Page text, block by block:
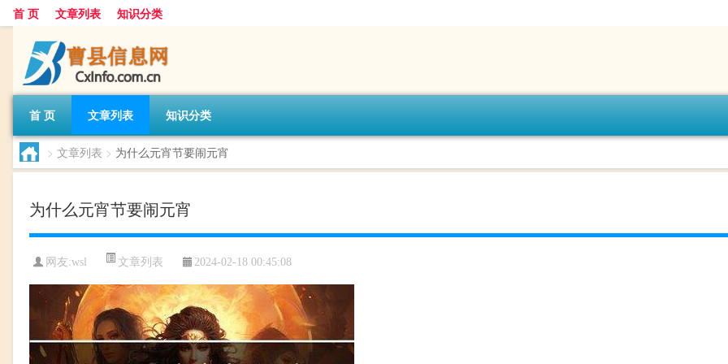
首 页 文章列表 知识分类
首 页 文章列表 知识分类
> 文章列表 > 为什么元宵节要闹元宵
为什么元宵节要闹元宵
网友:wsl 文章列表 2024-02-18 00:45:08